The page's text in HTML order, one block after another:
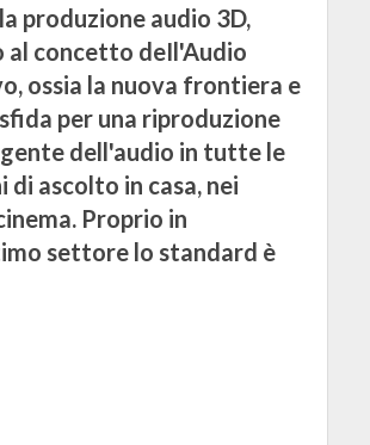
produzione audio 3D,
al concetto deIl'Audio
ossia la nuova frontiera e
per una riproduzione
dell'audio in tutte le
di ascolto in casa, nei
Proprio in
settore lo standard è